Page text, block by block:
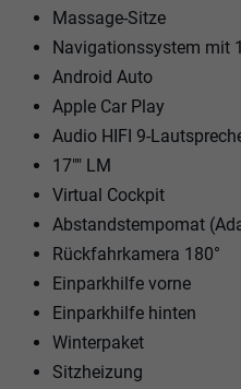
Massage-Sitze
Navigationssystem mit
Android Auto
Apple Car Play
Audio HIFI 9-
17"" LM
Virtual Cockpit
Abstandstempomat
Rückfahrkamera 180°
Einparkhilfe vorne
Einparkhilfe hinten
Winterpaket
Sitzheizung